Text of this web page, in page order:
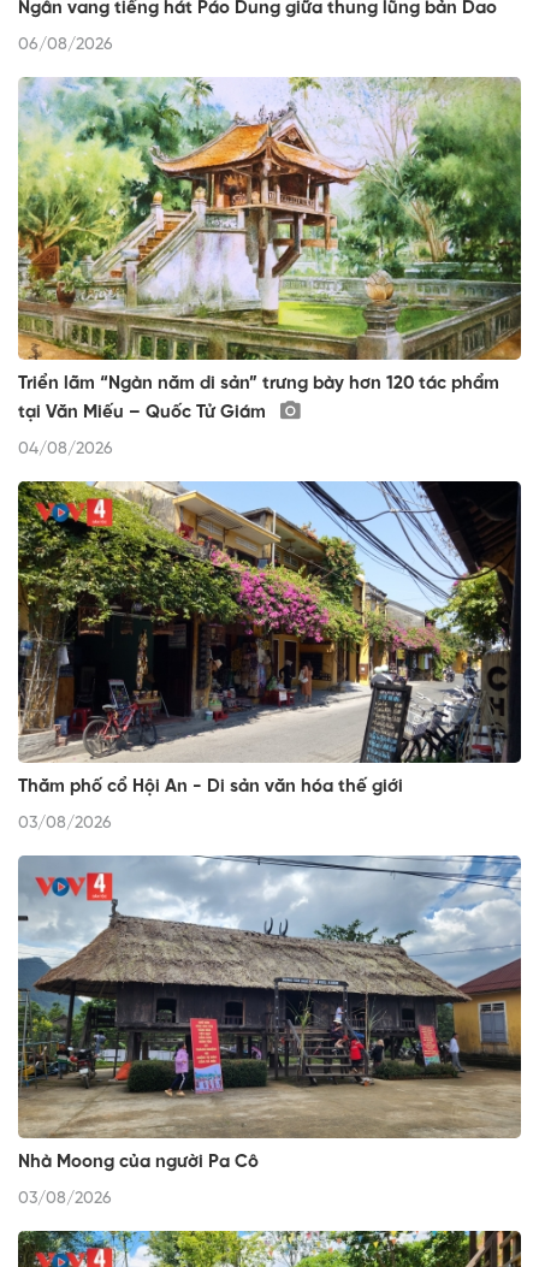
Ngân vang tiếng hát Páo Dung giữa thung lũng bản Dao
06/08/2026
Triển lãm “Ngàn năm di sản” trưng bày hơn 120 tác phẩm
tại Văn Miếu – Quốc Tử Giám
04/08/2026
Thăm phố cổ Hội An - Di sản văn hóa thế giới
03/08/2026
Nhà Moong của người Pa Cô
03/08/2026